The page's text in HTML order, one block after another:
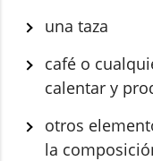
una taza
café o
calentar y
otros
la